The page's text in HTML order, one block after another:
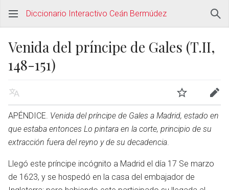
Diccionario Interactivo Ceán Bermúdez
Venida del príncipe de Gales (T.II,
148-151)
APÉNDICE. Venida del príncipe de Gales a Madrid, estado en
que estaba entonces Lo pintara en la corte, principio de su
extracción fuera del reyno y de su decadencia.
Llegó este príncipe incógnito a Madrid el día 17 Se marzo
de 1623, y se hospedó en la casa del embajador de